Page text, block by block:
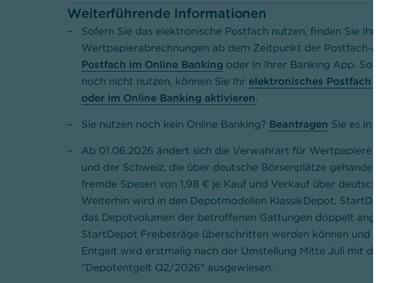
Weiterführende Informationen
Sofern Sie das elektronische Postfach nutzen, finden Sie Ihre
Wertpapierabrechnungen ab dem Zeitpunkt der Postfach-
Postfach im Online Banking oder in Ihrer Banking App. Sollten
noch nicht nutzen, können Sie Ihr elektronisches Postfach in der
oder im Online Banking aktivieren.
Sie nutzen noch kein Online Banking? Beantragen Sie es in
Ab 01.06.2026 ändert sich die Verwahrart für Wertpapiere aus
und der Schweiz, die über deutsche Börsenplätze gehandelt
fremde Spesen von 1,98 € je Kauf und Verkauf über deutsche
Weiterhin wird in den Depotmodellen KlassikDepot, StartDepot
das Depotvolumen der betroffenen Gattungen doppelt
StartDepot Freibeträge überschritten werden können und
Entgelt wird erstmalig nach der Umstellung Mitte Juli mit der
"Depotentgelt Q2/2026" ausgewiesen.